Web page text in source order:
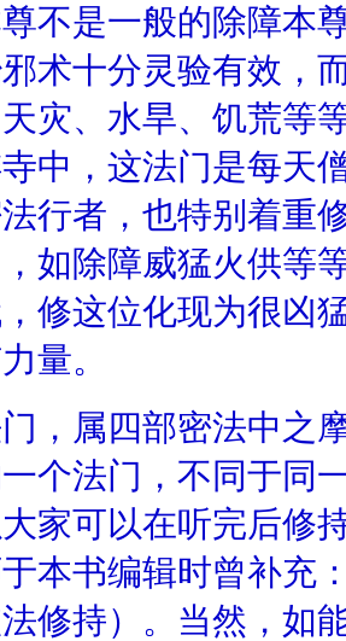
是一般的除障本尊
术十分灵验有效，
灾、水旱、饥荒等
中，这法门是每天
行者，也特别着重
如除障威猛火供等
修这位化现为很凶
量。
属四部密法中之摩
个法门，不同于同
家可以在听完后修
于本书编辑时曾补充
修持）。当然，如